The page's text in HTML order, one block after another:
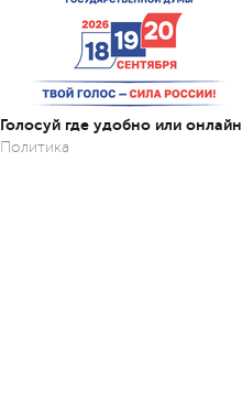
Голосуй где удобно или онлайн
Политика